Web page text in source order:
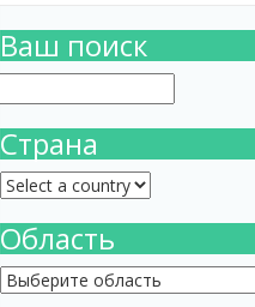
Ваш поиск
Страна
Область